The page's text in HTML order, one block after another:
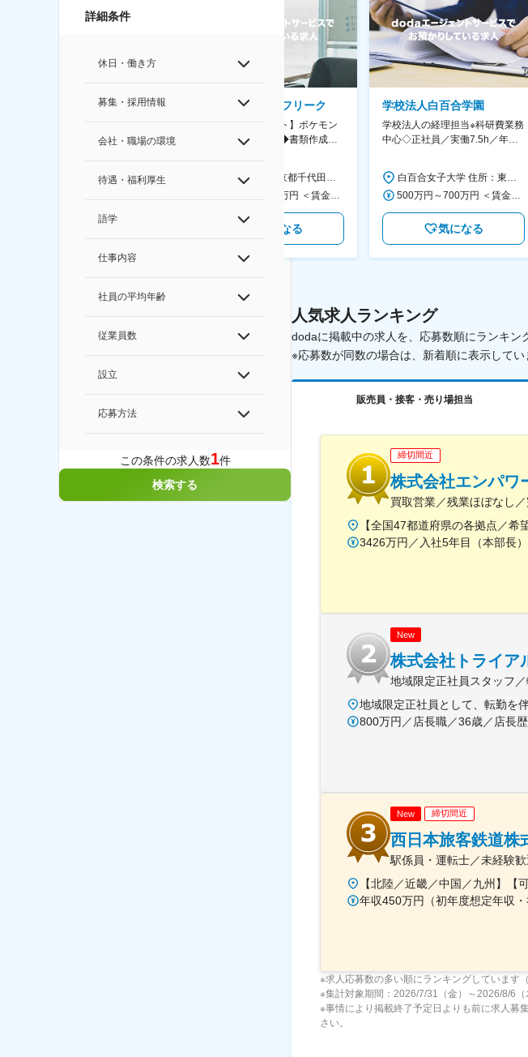
詳細条件
休日・働き方
募集・採用情報
会社・職場の環境
待遇・福利厚生
語学
仕事内容
社員の平均年齢
従業員数
設立
応募方法
この条件の求人数1件
検索する
務・事務担当～開発部材の発注
AGC横浜テクニカルセンター 住所：神奈川県横浜市鶴見区末広町1-1 勤務地最寄駅：JR線／弁天橋駅 受動喫煙対策：敷地内喫煙可能場所あり 変更の範囲：無
株式会社ゲームフリーク
【庶務アシスタント】ポケモン
シリーズ開発企業◆書類作成・
気になる
学校法人白百合学園
学校法人の経理担当※科研費業務
中心◇正社員／実働7.5h／年休
気になる
人気求人ランキング
dodaに掲載中の求人を、応募数順にランキン
※応募数が同数の場合は、新着順に表示してい
販売員・接客・売り場担当
締切間近
株式会社エンパワ
買取営業／残業ほぼなし
New
株式会社トライア
地域限定正社員スタッフ
New 締切間近
西日本旅客鉄道株
駅係員・運転士／未経験
※求人応募数の多い順にランキングしています
※集計対象期間：2026/7/31（金）～2026/8/6（
※事情により掲載終了予定日よりも前に求人募
さい。